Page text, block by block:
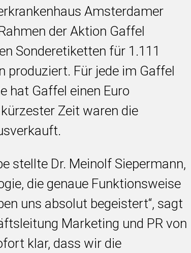
Amsterdamer
der Aktion Gaffel
Sonderetiketten für 1.111
produziert. Für jede im Gaffel
hat Gaffel einen Euro
Zeit waren die
stellte Dr. Meinolf Siepermann,
die genaue Funktionsweise
uns absolut begeistert“, sagt
Marketing und PR von
klar, dass wir die